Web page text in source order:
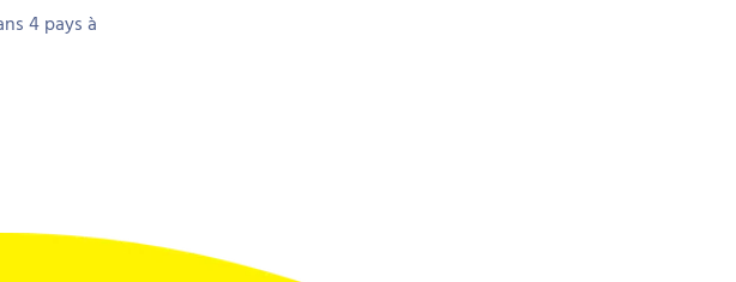
4 pays à